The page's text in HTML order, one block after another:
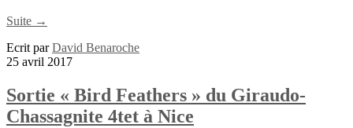
Suite →
Ecrit parDavid Benaroche
25 avril 2017
Sortie « Bird Feathers » du Giraudo-
Chassagnite 4tet à Nice